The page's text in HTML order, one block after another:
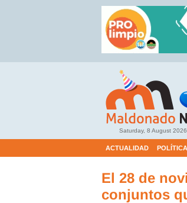
Saturday, 8 August 2026
ACTUALIDAD POLÍTICA
El 28 de
conjuntos